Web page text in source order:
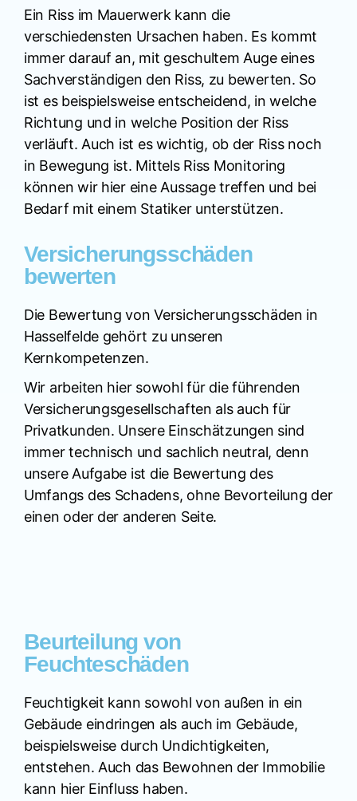
Ein Riss im Mauerwerk kann die
verschiedensten Ursachen haben. Es kommt
immer darauf an, mit geschultem Auge eines
Sachverständigen den Riss, zu bewerten. So
ist es beispielsweise entscheidend, in welche
Richtung und in welche Position der Riss
verläuft. Auch ist es wichtig, ob der Riss noch
in Bewegung ist. Mittels Riss Monitoring
können wir hier eine Aussage treffen und bei
Bedarf mit einem Statiker unterstützen.
Versicherungsschäden
bewerten
Die Bewertung von Versicherungsschäden in
Hasselfelde gehört zu unseren
Kernkompetenzen.
Wir arbeiten hier sowohl für die führenden
Versicherungsgesellschaften als auch für
Privatkunden. Unsere Einschätzungen sind
immer technisch und sachlich neutral, denn
unsere Aufgabe ist die Bewertung des
Umfangs des Schadens, ohne Bevorteilung der
einen oder der anderen Seite.
Beurteilung von
Feuchteschäden
Feuchtigkeit kann sowohl von außen in ein
Gebäude eindringen als auch im Gebäude,
beispielsweise durch Undichtigkeiten,
entstehen. Auch das Bewohnen der Immobilie
kann hier Einfluss haben.